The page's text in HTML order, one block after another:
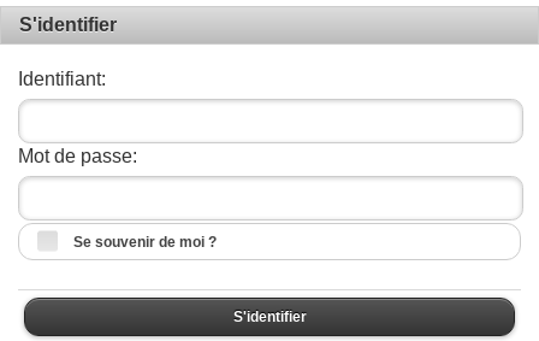
S'identifier
Identifiant:
Mot de passe:
Se souvenir de moi ?
S'identifier